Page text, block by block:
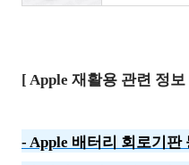
[ Apple 재활용 관련 정보
- Apple 배터리 회로기판